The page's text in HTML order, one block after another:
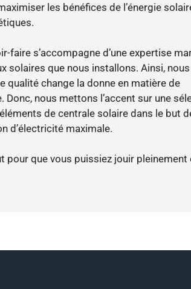
les bénéfices de l’énergie
faire s’accompagne d’une expertise
solaires que nous installons. Ainsi,
qualité change la donne en matière de
Donc, nous mettons l’accent sur une
de centrale solaire dans le but
d’électricité maximale.
pour que vous puissiez jouir pleinement